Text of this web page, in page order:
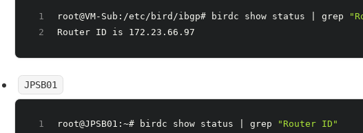
root@VM-Sub:/etc/bird/ibgp# birdc show status | grep
Router ID is 172.23.66.97
JPSB01
root@JPSB01:~# birdc show status | grep
"Router ID"